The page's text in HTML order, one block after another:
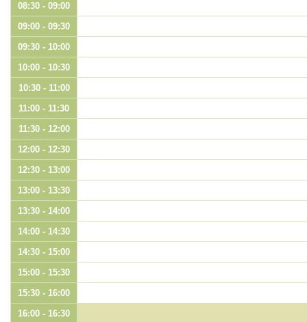
08:30 - 09:00
09:00 - 09:30
09:30 - 10:00
10:00 - 10:30
10:30 - 11:00
11:00 - 11:30
11:30 - 12:00
12:00 - 12:30
12:30 - 13:00
13:00 - 13:30
13:30 - 14:00
14:00 - 14:30
14:30 - 15:00
15:00 - 15:30
15:30 - 16:00
16:00 - 16:30